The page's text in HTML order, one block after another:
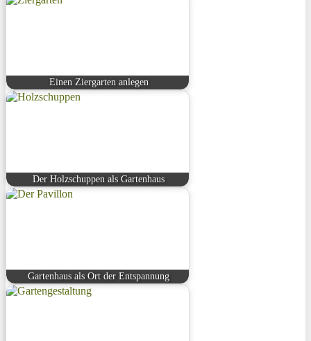
Einen Ziergarten anlegen
Der Holzschuppen als Gartenhaus
Gartenhaus als Ort der Entspannung